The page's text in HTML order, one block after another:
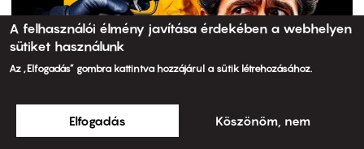
A felhasználói élmény javítása érdekében a webhelyen
sütiket használunk
Az „Elfogadás” gombra kattintva hozzájárul a sütik létrehozásához.
Elfogadás Köszönöm, nem